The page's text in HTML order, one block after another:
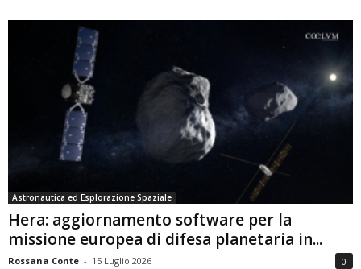
Astronautica ed Esplorazione Spaziale
Hera: aggiornamento software per la
missione europea di difesa planetaria in...
Rossana Conte - 15 Luglio 2026 0